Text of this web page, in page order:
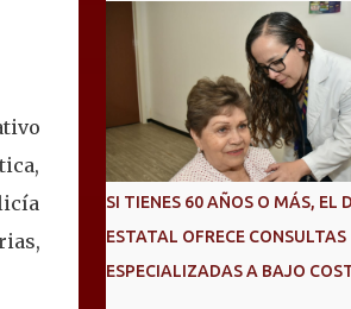
SI TIENES 60 AÑOS O MÁS, EL
ESTATAL OFRECE CONSULTAS
ESPECIALIZADAS A BAJO